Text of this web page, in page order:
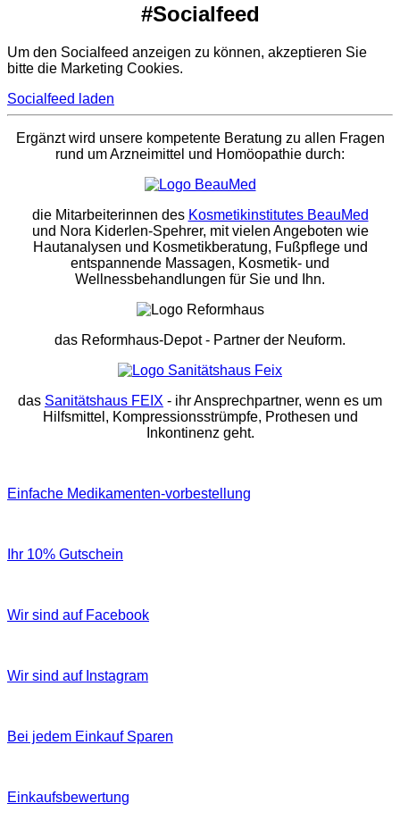
#Socialfeed
Um den Socialfeed anzeigen zu können, akzeptieren Sie
bitte die Marketing Cookies.
Socialfeed laden
Ergänzt wird unsere kompetente Beratung zu allen Fragen
rund um Arzneimittel und Homöopathie durch:
die Mitarbeiterinnen des Kosmetikinstitutes BeauMed
und Nora Kiderlen-Spehrer, mit vielen Angeboten wie
Hautanalysen und Kosmetikberatung, Fußpflege und
entspannende Massagen, Kosmetik- und
Wellnessbehandlungen für Sie und Ihn.
das Reformhaus-Depot- Partner der Neuform.
das Sanitätshaus FEIX - ihr Ansprechpartner, wenn es um
Hilfsmittel, Kompressionsstrümpfe, Prothesen und
Inkontinenz geht.
Einfache Medikamenten-vorbestellung
Ihr 10% Gutschein
Wir sind auf Facebook
Wir sind auf Instagram
Bei jedem Einkauf Sparen
Einkaufsbewertung